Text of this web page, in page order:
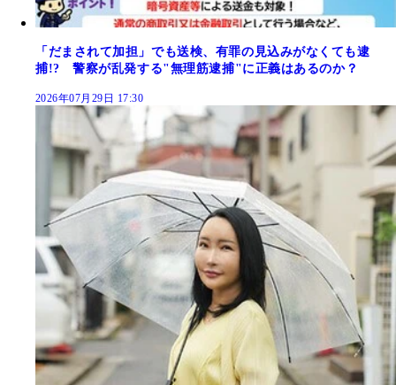
「だまされて加担」でも送検、有罪の見込みがなくても逮
捕!? 警察が乱発する"無理筋逮捕"に正義はあるのか？
2026年07月29日 17:30